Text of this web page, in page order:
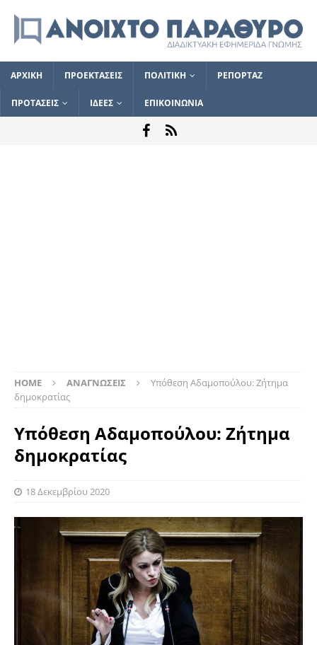
ΑΡΧΙΚΗ ΠΡΟΕΚΤΑΣΕΙΣ ΠΟΛΙΤΙΚΗ ΡΕΠΟΡΤΑΖ
ΠΡΟΤΑΣΕΙΣ ΙΔΕΕΣ ΕΠΙΚΟΙΝΩΝΙΑ
HOME ΑΝΑΓΝΩΣΕΙΣ
Υπόθεση Αδαμοπούλου: Ζήτημα
δημοκρατίας
Υπόθεση Αδαμοπούλου: Ζήτημα
δημοκρατίας
18 Δεκεμβρίου 2020